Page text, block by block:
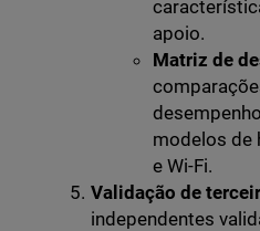
apoio.
Matriz de
modelos de
e Wi-Fi.
Validação de
independentes